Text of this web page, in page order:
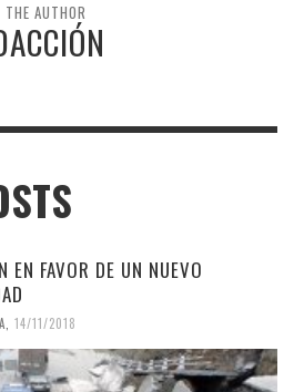
AUTHOR
EN FAVOR DE UN NUEVO
14/11/2018